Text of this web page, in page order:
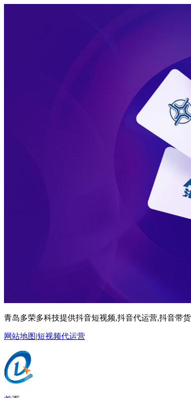
青岛多荣多科技提供抖音短视频,抖音代运营,抖音带
网站地图|短视频代运营